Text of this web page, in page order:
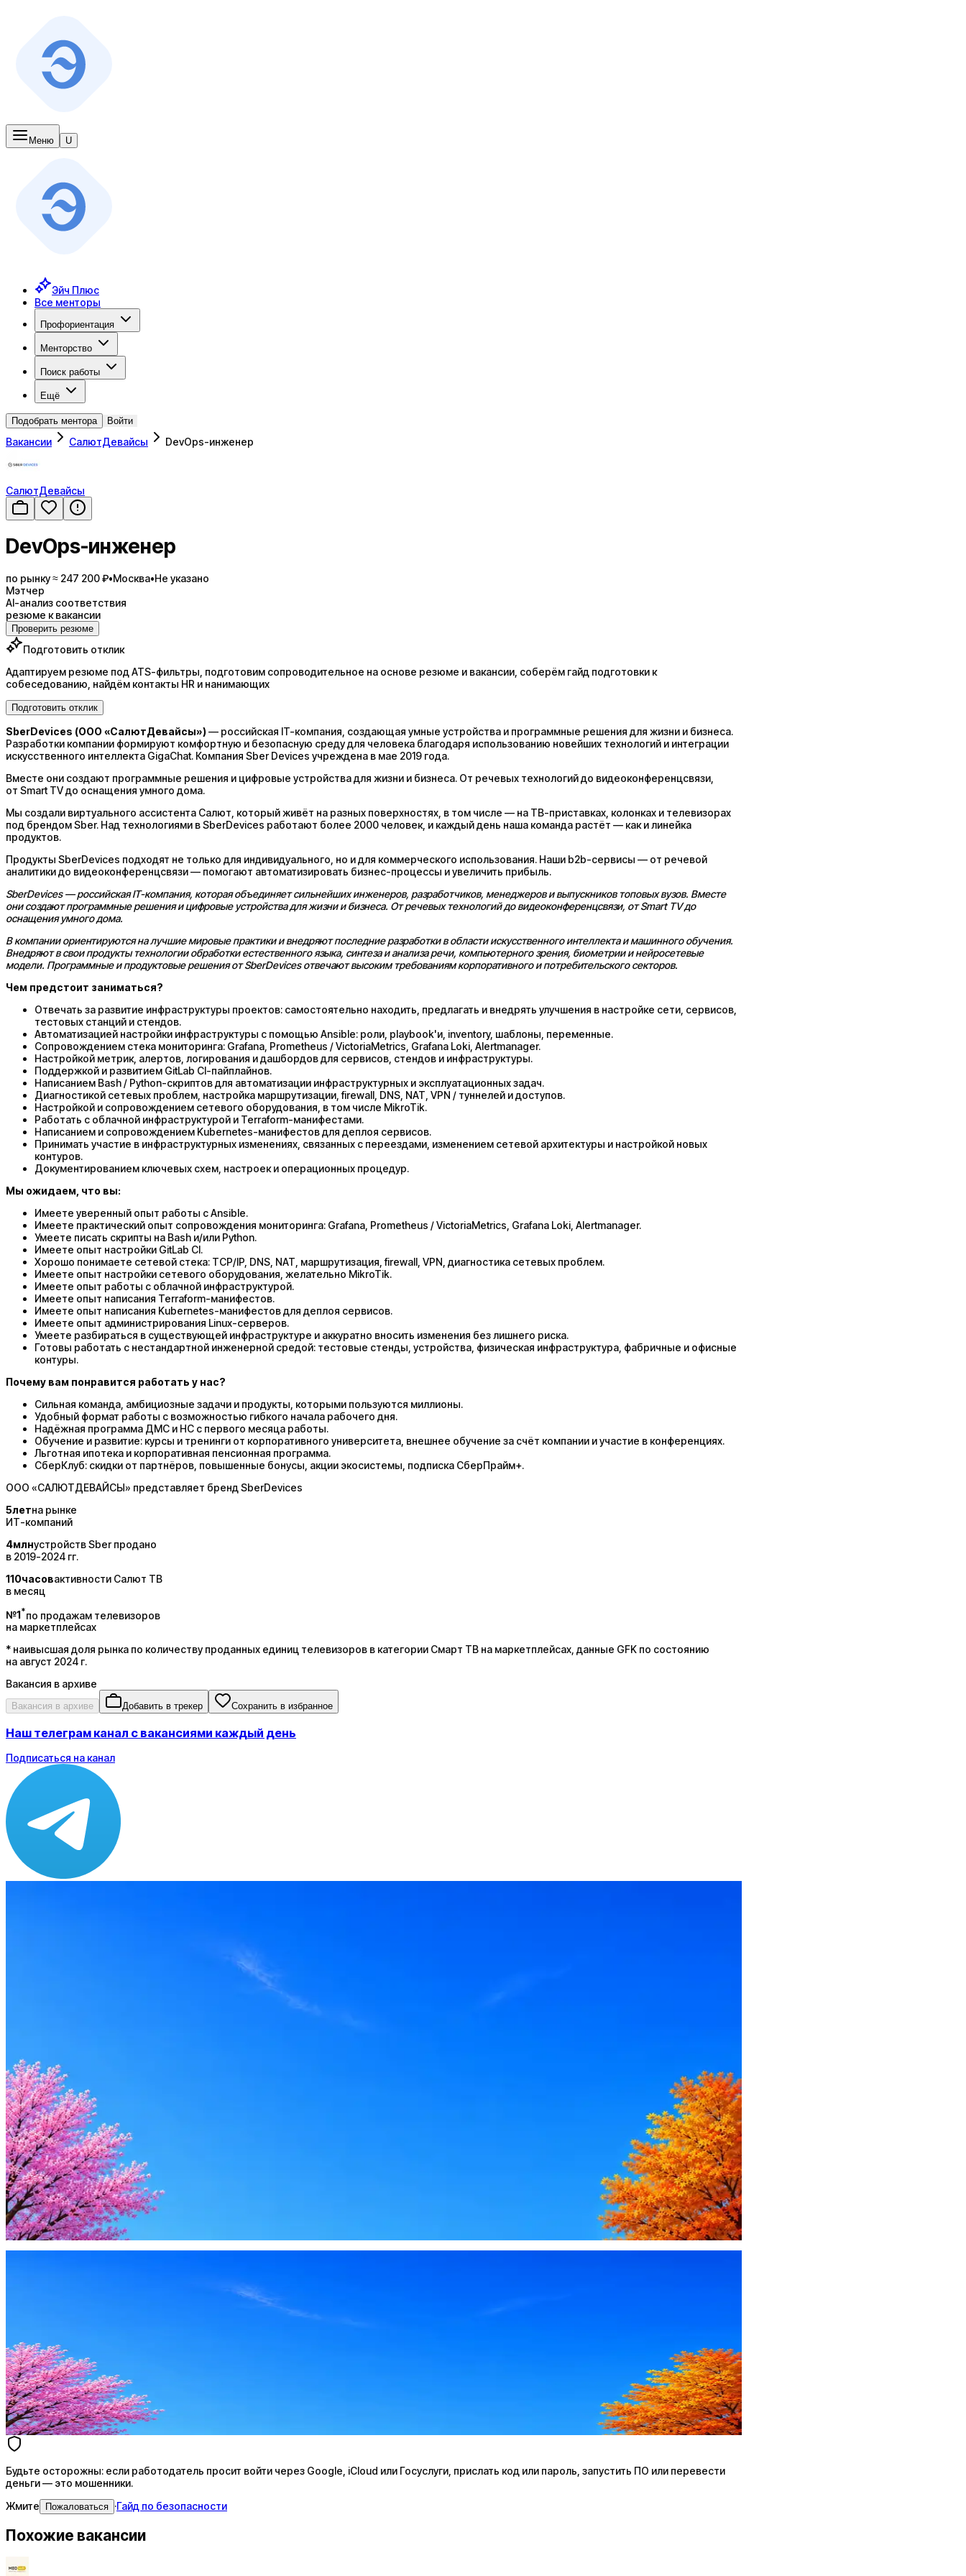
Меню U
Эйч Плюс
Все менторы
Профориентация
Менторство
Поиск работы
Ещё
Подобрать ментора Войти
Вакансии СалютДевайсы DevOps-инженер
СалютДевайсы
DevOps-инженер
по рынку ≈ 247 200 ₽•Москва•Не указано
Мэтчер
AI-анализ соответствия
резюме к вакансии
Проверить резюме
Подготовить отклик
Адаптируем резюме под ATS-фильтры, подготовим сопроводительное на основе резюме и вакансии, соберём гайд подготовки к
собеседованию, найдём контакты HR и нанимающих
Подготовить отклик
SberDevices (ООО «СалютДевайсы»)— российская IT-компания, создающая умные устройства и программные решения для жизни и бизнеса.
Разработки компании формируют комфортную и безопасную среду для человека благодаря использованию новейших технологий и интеграции
искусственного интеллекта GigaChat. Компания Sber Devices учреждена в мае 2019 года.
Вместе они создают программные решения и цифровые устройства для жизни и бизнеса. От речевых технологий до видеоконференцсвязи,
от Smart TV до оснащения умного дома.
Мы создали виртуального ассистента Салют, который живёт на разных поверхностях, в том числе — на ТВ-приставках, колонках и телевизорах
под брендом Sber. Над технологиями в SberDevices работают более 2000 человек, и каждый день наша команда растёт — как и линейка
продуктов.
Продукты SberDevices подходят не только для индивидуального, но и для коммерческого использования. Наши b2b-сервисы — от речевой
аналитики до видеоконференцсвязи — помогают автоматизировать бизнес-процессы и увеличить прибыль.
SberDevices — российская IT-компания, которая объединяет сильнейших инженеров, разработчиков, менеджеров и выпускников топовых вузов. Вместе
они создают программные решения и цифровые устройства для жизни и бизнеса. От речевых технологий до видеоконференцсвязи, от Smart TV до
оснащения умного дома.
В компании ориентируются на лучшие мировые практики и внедряют последние разработки в области искусственного интеллекта и машинного обучения.
Внедряют в свои продукты технологии обработки естественного языка, синтеза и анализа речи, компьютерного зрения, биометрии и нейросетевые
модели. Программные и продуктовые решения от SberDevices отвечают высоким требованиям корпоративного и потребительского секторов.
Чем предстоит заниматься?
Отвечать за развитие инфраструктуры проектов: самостоятельно находить, предлагать и внедрять улучшения в настройке сети, сервисов,
тестовых станций и стендов.
Автоматизацией настройки инфраструктуры с помощью Ansible: роли, playbook'и, inventory, шаблоны, переменные.
Сопровождением стека мониторинга: Grafana, Prometheus / VictoriaMetrics, Grafana Loki, Alertmanager.
Настройкой метрик, алертов, логирования и дашбордов для сервисов, стендов и инфраструктуры.
Поддержкой и развитием GitLab CI-пайплайнов.
Написанием Bash / Python-скриптов для автоматизации инфраструктурных и эксплуатационных задач.
Диагностикой сетевых проблем, настройка маршрутизации, firewall, DNS, NAT, VPN / туннелей и доступов.
Настройкой и сопровождением сетевого оборудования, в том числе MikroTik.
Работать с облачной инфраструктурой и Terraform-манифестами.
Написанием и сопровождением Kubernetes-манифестов для деплоя сервисов.
Принимать участие в инфраструктурных изменениях, связанных с переездами, изменением сетевой архитектуры и настройкой новых
контуров.
Документированием ключевых схем, настроек и операционных процедур.
Мы ожидаем, что вы:
Имеете уверенный опыт работы с Ansible.
Имеете практический опыт сопровождения мониторинга: Grafana, Prometheus / VictoriaMetrics, Grafana Loki, Alertmanager.
Умеете писать скрипты на Bash и/или Python.
Имеете опыт настройки GitLab CI.
Хорошо понимаете сетевой стека: TCP/IP, DNS, NAT, маршрутизация, firewall, VPN, диагностика сетевых проблем.
Имеете опыт настройки сетевого оборудования, желательно MikroTik.
Имеете опыт работы с облачной инфраструктурой.
Имеете опыт написания Terraform-манифестов.
Имеете опыт написания Kubernetes-манифестов для деплоя сервисов.
Имеете опыт администрирования Linux-серверов.
Умеете разбираться в существующей инфраструктуре и аккуратно вносить изменения без лишнего риска.
Готовы работать с нестандартной инженерной средой: тестовые стенды, устройства, физическая инфраструктура, фабричные и офисные
контуры.
Почему вам понравится работать у нас?
Сильная команда, амбициозные задачи и продукты, которыми пользуются миллионы.
Удобный формат работы с возможностью гибкого начала рабочего дня.
Надёжная программа ДМС и НС с первого месяца работы.
Обучение и развитие: курсы и тренинги от корпоративного университета, внешнее обучение за счёт компании и участие в конференциях.
Льготная ипотека и корпоративная пенсионная программа.
СберКлуб: cкидки от партнёров, повышенные бонусы, акции экосистемы, подписка СберПрайм+.
ООО «САЛЮТДЕВАЙСЫ» представляет бренд SberDevices
5летна рынке
ИТ-компаний
4млнустройств Sber продано
в 2019-2024 гг.
110часовактивности Салют ТВ
в месяц
№1*по продажам телевизоров
на маркетплейсах
* наивысшая доля рынка по количеству проданных единиц телевизоров в категории Смарт ТВ на маркетплейсах, данные GFK по состоянию
на август 2024 г.
Вакансия в архиве
Вакансия в архиве Добавить в трекер Сохранить в избранное
Наш телеграм канал с вакансиями каждый день
Подписаться на канал
AI генерация сопроводительных писем
4 990 ₽/мес
Купить доступ
Будьте осторожны: если работодатель просит войти через Google, iCloud или Госуслуги, прислать код или пароль, запустить ПО или перевести
деньги — это мошенники.
Жмите Пожаловаться ·Гайд по безопасности
Стратегия поиска с AI: рынки, позиции, вилка, каналы
AI-адаптация отклика под вакансию
AI генерация сопроводительных писем
4 990 ₽/мес
Купить доступ
Будьте осторожны: если работодатель просит войти через Google, iCloud или Госуслуги, прислать код или пароль, запустить ПО или перевести
деньги — это мошенники.
Жмите
Пожаловаться ·Гайд по безопасности
Похожие вакансии